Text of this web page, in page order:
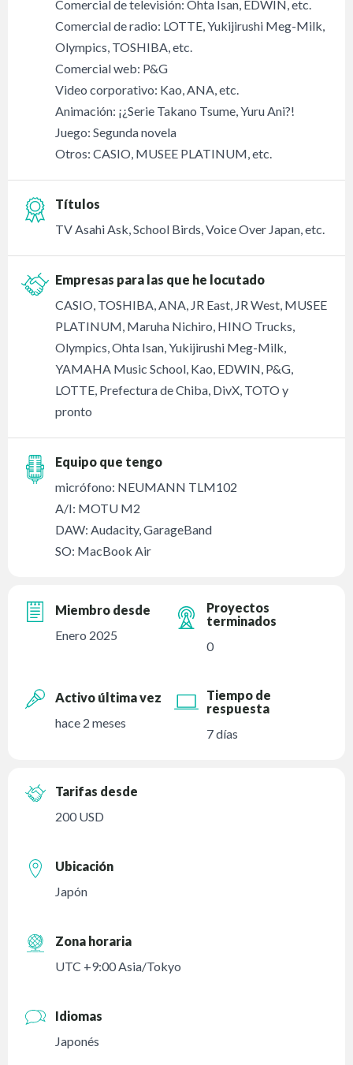
Comercial de televisión: Ohta Isan, EDWIN, etc.
Comercial de radio: LOTTE, Yukijirushi Meg-Milk,
Olympics, TOSHIBA, etc.
Comercial web: P&G
Video corporativo: Kao, ANA, etc.
Animación: ¡¿Serie Takano Tsume, Yuru Ani?!
Juego: Segunda novela
Otros: CASIO, MUSEE PLATINUM, etc.
Títulos
TV Asahi Ask, School Birds, Voice Over Japan, etc.
Empresas para las que he locutado
CASIO, TOSHIBA, ANA, JR East, JR West, MUSEE
PLATINUM, Maruha Nichiro, HINO Trucks,
Olympics, Ohta Isan, Yukijirushi Meg-Milk,
YAMAHA Music School, Kao, EDWIN, P&G,
LOTTE, Prefectura de Chiba, DivX, TOTO y
pronto
Equipo que tengo
micrófono: NEUMANN TLM102
A/I: MOTU M2
DAW: Audacity, GarageBand
SO: MacBook Air
Miembro desde
Enero 2025
Proyectos
terminados
0
Activo última vez
hace 2 meses
Tiempo de
respuesta
7 días
Tarifas desde
200 USD
Ubicación
Japón
Zona horaria
UTC +9:00 Asia/Tokyo
Idiomas
Japonés